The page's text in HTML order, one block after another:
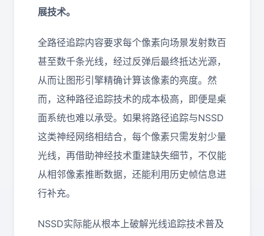
展技术。
全路径追踪内容要求每个像素向场景发射数百
甚至数千条光线，经过反弹后最终抵达光源，
从而让图形引擎精确计算该像素的亮度。然
而，这种路径追踪技术的成本极高，即便是桌
面系统也难以承受。如果将路径追踪与NSSD
这类神经网络相结合，每个像素只需发射少量
光线，再借助神经技术重建缺失细节，不仅能
从相邻像素推断数据，还能利用历史帧信息进
行补充。
NSSD实际能从根本上破解光线追踪技术普及